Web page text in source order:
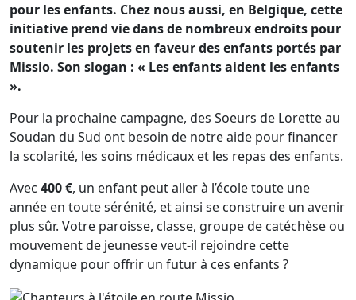
pour les enfants. Chez nous aussi, en Belgique, cette
initiative prend vie dans de nombreux endroits pour
soutenir les projets en faveur des enfants portés par
Missio. Son slogan : « Les enfants aident les enfants
».
Pour la prochaine campagne, des Soeurs de Lorette au
Soudan du Sud ont besoin de notre aide pour financer
la scolarité, les soins médicaux et les repas des enfants.
Avec 400 €, un enfant peut aller à l’école toute une
année en toute sérénité, et ainsi se construire un avenir
plus sûr. Votre paroisse, classe, groupe de catéchèse ou
mouvement de jeunesse veut-il rejoindre cette
dynamique pour offrir un futur à ces enfants ?